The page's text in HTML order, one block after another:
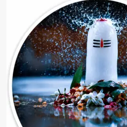
के
आरोपों
के
सीबीआई
को
सौंपी
गई
जांच